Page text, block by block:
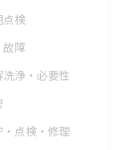
点検
故障
浄・必要性
点検・修理